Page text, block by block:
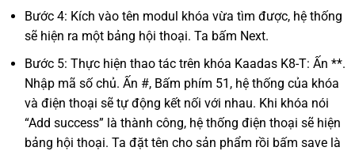
Bước 4: Kích vào tên modul khóa vừa tìm được, hệ thống
sẽ hiện ra một bảng hội thoại. Ta bấm Next.
Bước 5: Thực hiện thao tác trên khóa Kaadas K8-T: Ấn **.
Nhập mã số chủ. Ấn #, Bấm phím 51, hệ thống của khóa
và điện thoại sẽ tự động kết nối với nhau. Khi khóa nói
“Add success” là thành công, hệ thống điện thoại sẽ hiện
bảng hội thoại. Ta đặt tên cho sản phẩm rồi bấm save là